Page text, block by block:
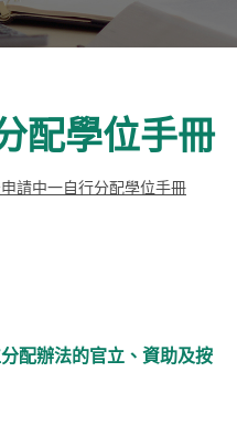
配學位手冊
請中一自行分配學位手冊
配辦法的官立、資助及按